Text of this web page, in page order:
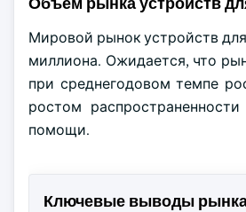
Мировой рынок устройств
миллиона. Ожидается, что
при среднегодовом темпе
ростом
помощи.
Ключевые выводы рынка